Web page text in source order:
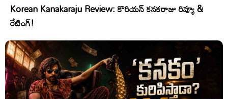
Korean Kanakaraju Review: కొరియన్ కనకరాజు రివ్యూ &
రేటింగ్!